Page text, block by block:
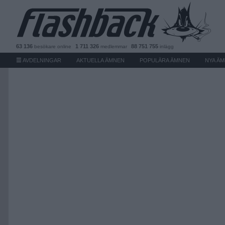
63 136 besökare online 1 711 326 medlemmar 88 751 755 inlägg
AVDELNINGAR AKTUELLA ÄMNEN POPULÄRA ÄMNEN NYA